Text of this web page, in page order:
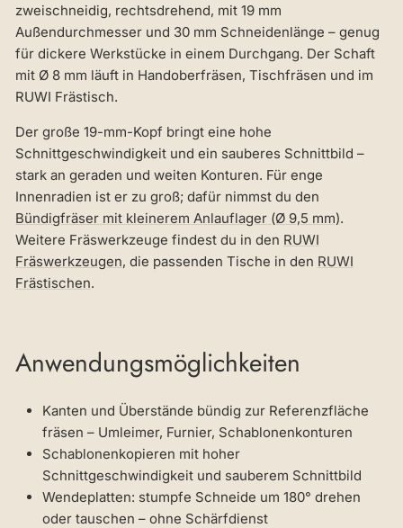
zweischneidig, rechtsdrehend, mit 19 mm
Außendurchmesser und 30 mm Schneidenlänge – genug
für dickere Werkstücke in einem Durchgang. Der Schaft
mit Ø 8 mm läuft in Handoberfräsen, Tischfräsen und im
RUWI Frästisch.
Der große 19-mm-Kopf bringt eine hohe
Schnittgeschwindigkeit und ein sauberes Schnittbild –
stark an geraden und weiten Konturen. Für enge
Innenradien ist er zu groß; dafür nimmst du den
Bündigfräser mit kleinerem Anlauflager (Ø 9,5 mm).
Weitere Fräswerkzeuge findest du in den RUWI
Fräswerkzeugen, die passenden Tische in den RUWI
Frästischen.
Anwendungsmöglichkeiten
Kanten und Überstände bündig zur Referenzfläche
fräsen – Umleimer, Furnier, Schablonenkonturen
Schablonenkopieren mit hoher
Schnittgeschwindigkeit und sauberem Schnittbild
Wendeplatten: stumpfe Schneide um 180° drehen
oder tauschen – ohne Schärfdienst